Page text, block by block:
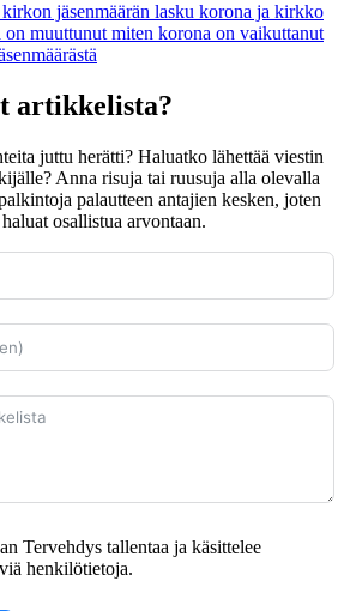
kirkon jäsenmäärän lasku korona ja kirkko
on muuttunutmiten korona on vaikuttanut
artikkelista?
juttu herätti? Haluatko lähettää viestin
Anna risuja tai ruusuja alla olevalla
palautteen antajien kesken, joten
osallistua arvontaan.
Tervehdys tallentaa ja käsittelee
henkilötietoja.